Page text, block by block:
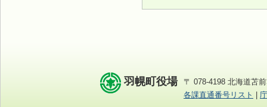
羽幌町役場
〒 078-4198 北海道苫
各課直通番号リスト